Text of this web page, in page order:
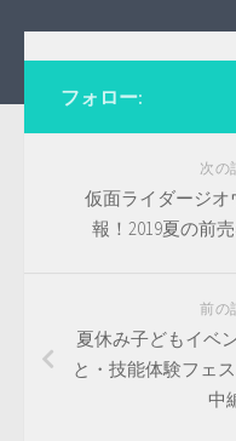
フォロー:
次の
仮面ライダージ
報！2019夏の前
前の
夏休み子どもイベ
と・技能体験フェ
中